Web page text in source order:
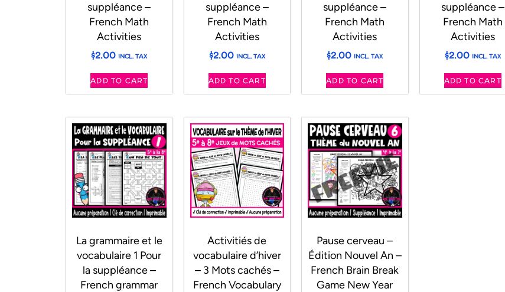
suppléance –
French Math
Activities
$2.00 INCL. TAX
ADD TO CART
suppléance –
French Math
Activities
$2.00 INCL. TAX
ADD TO CART
suppléance –
French Math
Activities
$2.00 INCL. TAX
ADD TO CART
suppléance –
French Math
Activities
$2.00 INCL. TAX
ADD TO CART
La grammaire et le
vocabulaire 1 Pour
la suppléance –
French grammar
Activitiés de
vocabulaire d’hiver
– 3 Mots cachés –
French Vocabulary
Pause cerveau –
Édition Nouvel An –
French Brain Break
Game New Year